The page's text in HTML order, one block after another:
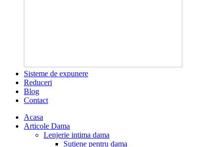
Sisteme de expunere
Reduceri
Blog
Contact
Acasa
Articole Dama
Lenjerie intima dama
Sutiene pentru dama